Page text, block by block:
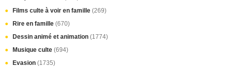
Films culte à voir en famille (269)
Rire en famille (670)
Dessin animé et animation (1774)
Musique culte (694)
Evasion (1735)